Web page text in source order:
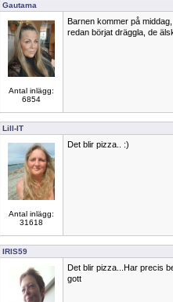
Gautama
Antal inlägg:
6854
Barnen kommer på
redan börjat dräggla, de
Lill-IT
Antal inlägg:
31618
Det blir pizza.. :)
IRIS59
Det blir pizza...Har precis
gott